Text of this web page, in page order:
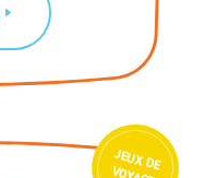
JEU
X D
E